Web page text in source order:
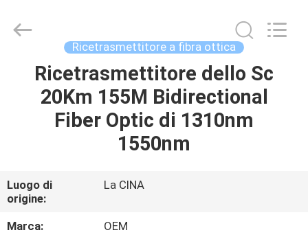
CASA
PRODOTTI
A
NOI
Road
Enterprise
Ricetrasmettitore a fibra ottica
Ricetrasmettitore dello Sc
20Km 155M Bidirectional
Fiber Optic di 1310nm
1550nm
Luogo di
origine:
La CINA
Marca:
OEM